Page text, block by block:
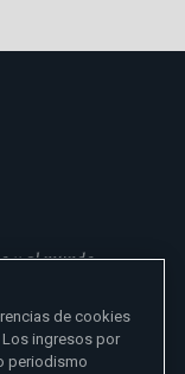
y al mundo
de cookies
ingresos por
periodismo